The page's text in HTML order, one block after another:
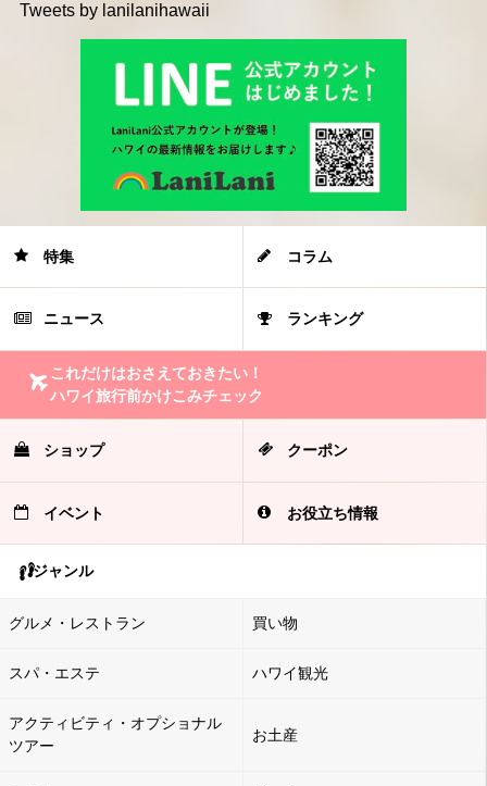
Tweets by lanilanihawaii
特集 コラム
ニュース ランキング
これだけはおさえておきたい！
ハワイ旅行前かけこみチェック
ショップ クーポン
イベント お役立ち情報
ジャンル
グルメ・レストラン 買い物
スパ・エステ ハワイ観光
アクティビティ・オプショナル
ツアー
お土産